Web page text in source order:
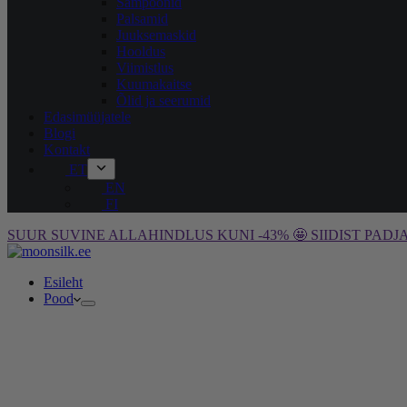
Palsamid
Juuksemaskid
Hooldus
Viimistlus
Kuumakaitse
Õlid ja seerumid
Edasimüüjatele
Blogi
Kontakt
ET
EN
FI
SUUR SUVINE ALLAHINDLUS KUNI -43% 🤩 SIIDIST
Esileht
Pood